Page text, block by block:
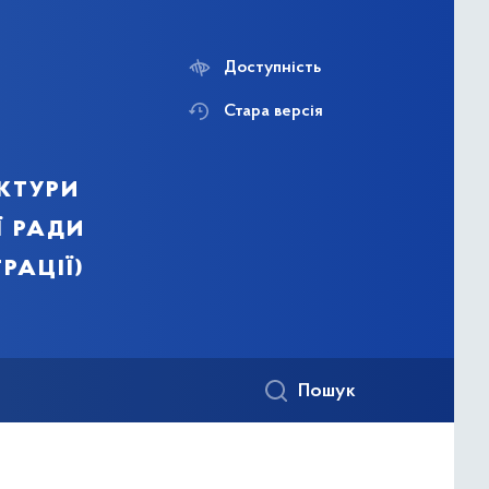
ради
Доступність
Стара версія
Пошук